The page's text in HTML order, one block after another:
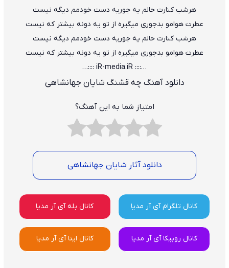
هرشب کنارت حالم یه جوریه دست خودمم دیگه نیست
عطرت هوامو بدجوری میگیره از تو یه دونه بیشتر که نیست
هرشب کنارت حالم یه جوریه دست خودمم دیگه نیست
عطرت هوامو بدجوری میگیره از تو یه دونه بیشتر که نیست
…:::: iR-media.iR ::::…
دانلود آهنگ چه قشنگ شایان جهانشاهی
امتیاز شما به این آهنگ؟
دانلود آثار شایان جهانشاهی
کانال تلگرام آی آر مدیا کانال بله آی آر مدیا
کانال روبیکا آی آر مدیا کانال ایتا آی آر مدیا